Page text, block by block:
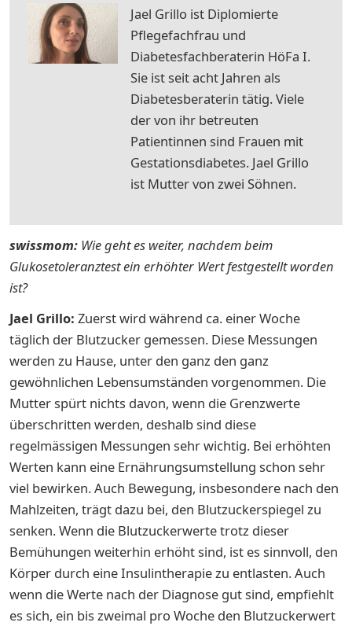
Jael Grillo ist Diplomierte
Pflegefachfrau und
Diabetesfachberaterin HöFa I.
Sie ist seit acht Jahren als
Diabetesberaterin tätig. Viele
der von ihr betreuten
Patientinnen sind Frauen mit
Gestationsdiabetes. Jael Grillo
ist Mutter von zwei Söhnen.
swissmom: Wie geht es weiter, nachdem beim
Glukosetoleranztest ein erhöhter Wert festgestellt worden
ist?
Jael Grillo: Zuerst wird während ca. einer Woche
täglich der Blutzucker gemessen. Diese Messungen
werden zu Hause, unter den ganz den ganz
gewöhnlichen Lebensumständen vorgenommen. Die
Mutter spürt nichts davon, wenn die Grenzwerte
überschritten werden, deshalb sind diese
regelmässigen Messungen sehr wichtig. Bei erhöhten
Werten kann eine Ernährungsumstellung schon sehr
viel bewirken. Auch Bewegung, insbesondere nach den
Mahlzeiten, trägt dazu bei, den Blutzuckerspiegel zu
senken. Wenn die Blutzuckerwerte trotz dieser
Bemühungen weiterhin erhöht sind, ist es sinnvoll, den
Körper durch eine Insulintherapie zu entlasten. Auch
wenn die Werte nach der Diagnose gut sind, empfiehlt
es sich, ein bis zweimal pro Woche den Blutzuckerwert